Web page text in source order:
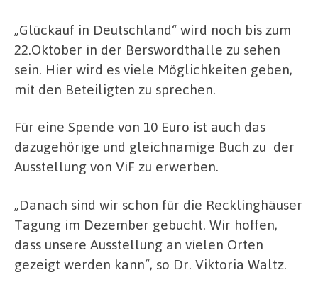
„Glückauf in Deutschland“ wird noch bis zum
22.Oktober in der Berswordthalle zu sehen
sein. Hier wird es viele Möglichkeiten geben,
mit den Beteiligten zu sprechen.
Für eine Spende von 10 Euro ist auch das
dazugehörige und gleichnamige Buch zu der
Ausstellung von ViF zu erwerben.
„Danach sind wir schon für die Recklinghäuser
Tagung im Dezember gebucht. Wir hoffen,
dass unsere Ausstellung an vielen Orten
gezeigt werden kann“, so Dr. Viktoria Waltz.